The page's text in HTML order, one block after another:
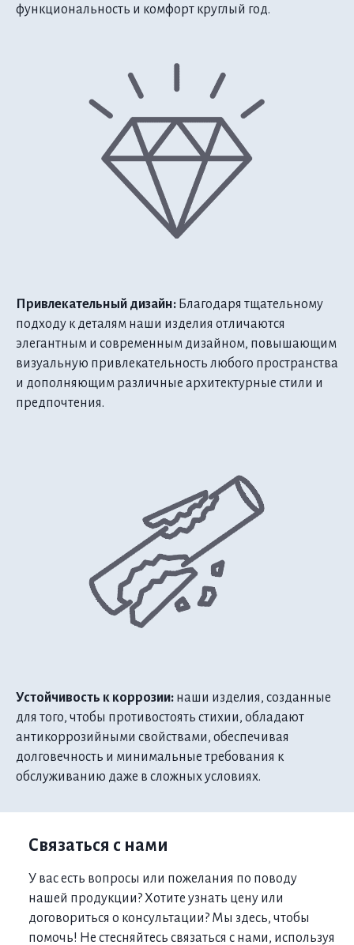
функциональность и комфорт круглый год.
Привлекательный дизайн: Благодаря тщательному
подходу к деталям наши изделия отличаются
элегантным и современным дизайном, повышающим
визуальную привлекательность любого пространства
и дополняющим различные архитектурные стили и
предпочтения.
Устойчивость к коррозии: наши изделия, созданные
для того, чтобы противостоять стихии, обладают
антикоррозийными свойствами, обеспечивая
долговечность и минимальные требования к
обслуживанию даже в сложных условиях.
Связаться с нами
У вас есть вопросы или пожелания по поводу
нашей продукции? Хотите узнать цену или
договориться о консультации? Мы здесь, чтобы
помочь! Не стесняйтесь связаться с нами, используя